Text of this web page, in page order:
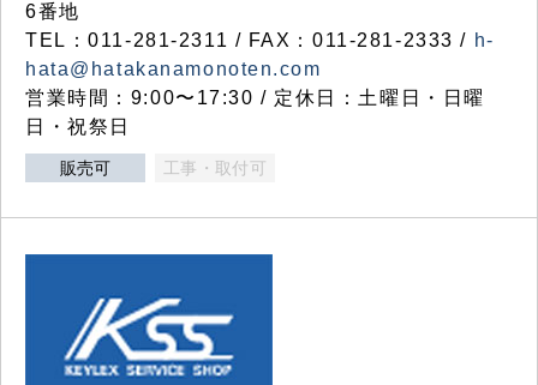
6番地
TEL：011-281-2311 / FAX：011-281-2333 / h-
hata@hatakanamonoten.com
営業時間：9:00〜17:30 / 定休日：土曜日・日曜
日・祝祭日
販売可 工事・取付可